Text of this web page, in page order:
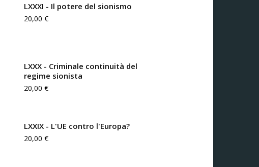
LXXXI - Il potere del sionismo
20,00 €
LXXX - Criminale continuità del
regime sionista
20,00 €
LXXIX - L'UE contro l'Europa?
20,00 €